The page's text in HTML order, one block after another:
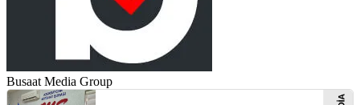
Busaat Media Group